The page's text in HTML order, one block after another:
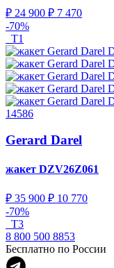
₽ 24 900 ₽ 7 470
-70%
T1
14586
Gerard Darel
жакет DZV26Z061
₽ 35 900 ₽ 10 770
-70%
T3
8 800 500 8853
Бесплатно по России